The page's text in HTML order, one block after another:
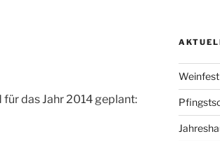
das Jahr 2014 geplant: